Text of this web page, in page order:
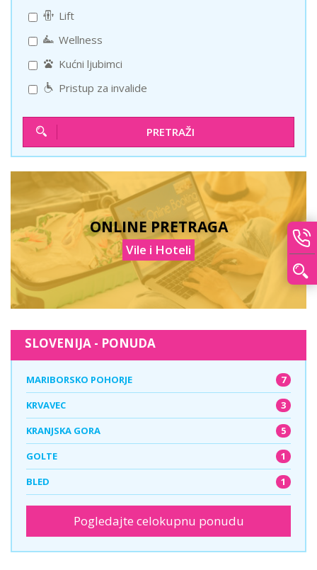
Lift
Wellness
Kućni ljubimci
Pristup za invalide
PRETRAŽI
ONLINE PRETRAGA
Vile i Hoteli
SLOVENIJA - PONUDA
MARIBORSKO POHORJE 7
KRVAVEC 3
KRANJSKA GORA 5
GOLTE 1
BLED 1
Pogledajte celokupnu ponudu